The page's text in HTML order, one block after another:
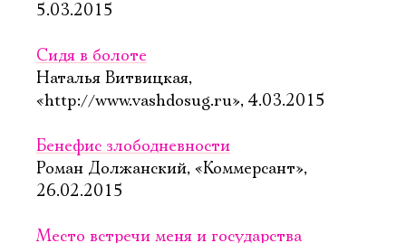
5.03.2015
Сидя в болоте
Наталья Витвицкая,
«http://www.vashdosug.ru», 4.03.2015
Бенефис злободневности
Роман Должанский, «Коммерсант»,
26.02.2015
Место встречи меня и государства